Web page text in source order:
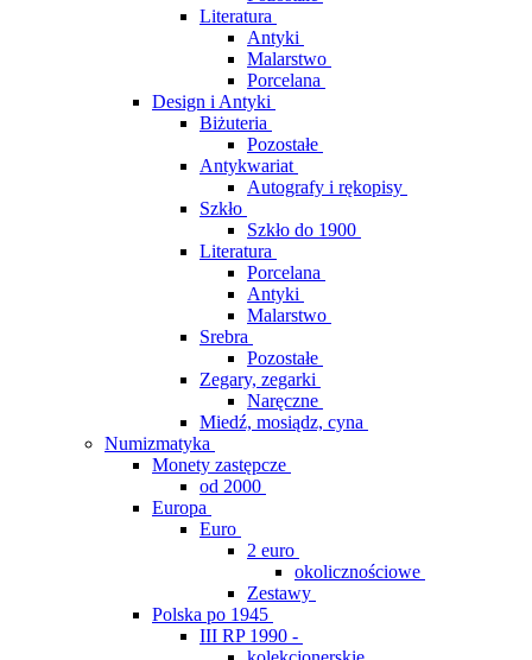
Literatura
Antyki
Malarstwo
Porcelana
Design i Antyki
Biżuteria
Pozostałe
Antykwariat
Autografy i rękopisy
Szkło
Szkło do 1900
Literatura
Porcelana
Antyki
Malarstwo
Srebra
Pozostałe
Zegary, zegarki
Naręczne
Miedź, mosiądz, cyna
Numizmatyka
Monety zastępcze
od 2000
Europa
Euro
2 euro
okolicznościowe
Zestawy
Polska po 1945
III RP 1990 -